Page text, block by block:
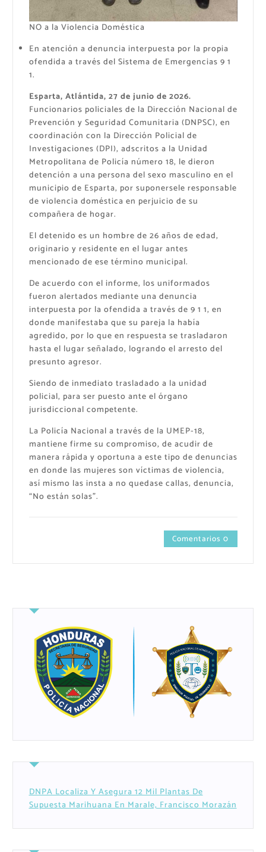
NO a la Violencia Doméstica
En atención a denuncia interpuesta por la propia
ofendida a través del Sistema de Emergencias 9 1
1.
Esparta, Atlántida, 27 de junio de 2026.
Funcionarios policiales de la Dirección Nacional de
Prevención y Seguridad Comunitaria (DNPSC), en
coordinación con la Dirección Policial de
Investigaciones (DPI), adscritos a la Unidad
Metropolitana de Policía número 18, le dieron
detención a una persona del sexo masculino en el
municipio de Esparta, por suponersele responsable
de violencia doméstica en perjuicio de su
compañera de hogar.
El detenido es un hombre de 26 años de edad,
originario y residente en el lugar antes
mencionado de ese término municipal.
De acuerdo con el informe, los uniformados
fueron alertados mediante una denuncia
interpuesta por la ofendida a través de 9 1 1, en
donde manifestaba que su pareja la había
agredido, por lo que en respuesta se trasladaron
hasta el lugar señalado, logrando el arresto del
presunto agresor.
Siendo de inmediato trasladado a la unidad
policial, para ser puesto ante el órgano
jurisdiccional competente.
La Policía Nacional a través de la UMEP-18,
mantiene firme su compromiso, de acudir de
manera rápida y oportuna a este tipo de denuncias
en donde las mujeres son víctimas de violencia,
así mismo las insta a no quedase callas, denuncia,
“No están solas”.
Comentarios 0
DNPA Localiza Y Asegura 12 Mil Plantas De
Supuesta Marihuana En Marale, Francisco Morazán